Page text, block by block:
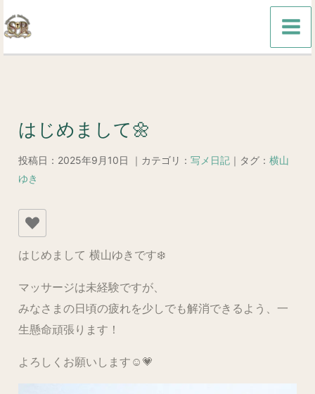
容
を
はじめまして🌼
投稿日：2025年9月10日 ｜カテゴリ： 写メ日記｜タグ： 横山
ゆき
はじめまして 横山ゆきです❄️
マッサージは未経験ですが、
みなさまの日頃の疲れを少しでも解消できるよう、一
生懸命頑張ります！
よろしくお願いします☺️💗